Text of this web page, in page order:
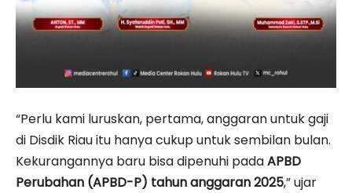
“Perlu kami luruskan, pertama, anggaran untuk gaji
di Disdik Riau itu hanya cukup untuk sembilan bulan.
Kekurangannya baru bisa dipenuhi padaAPBD
Perubahan (APBD-P) tahun anggaran 2025,” ujar